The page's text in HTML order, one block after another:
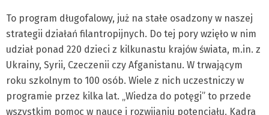
To program długofalowy, już na stałe osadzony w naszej
strategii działań filantropijnych. Do tej pory wzięło w nim
udział ponad 220 dzieci z kilkunastu krajów świata, m.in. z
Ukrainy, Syrii, Czeczenii czy Afganistanu. W trwającym
roku szkolnym to 100 osób. Wiele z nich uczestniczy w
programie przez kilka lat. „Wiedza do potęgi” to przede
wszystkim pomoc w nauce i rozwijaniu potencjału. Kadra